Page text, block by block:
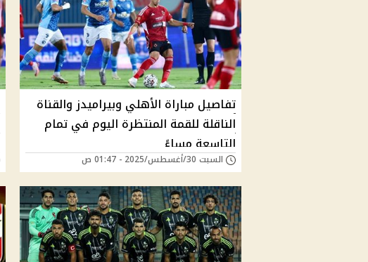
تفاصيل مباراة الأهلي وبيراميدز والقناة
الناقلة للقمة المنتظرة اليوم في تمام
التاسعة مساءً
السبت 30/أغسطس/2025 - 01:47 ص